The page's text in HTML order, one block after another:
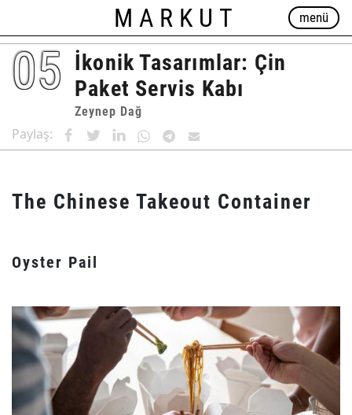
MARKUT menü
05 İkonik Tasarımlar: Çin
Paket Servis Kabı
Zeynep Dağ
Paylaş:
The Chinese Takeout Container
Oyster Pail